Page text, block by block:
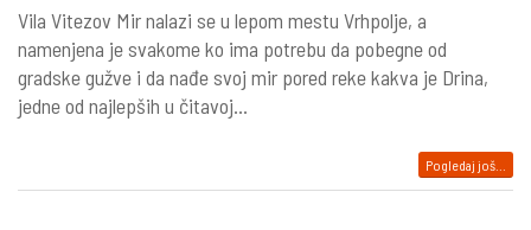
Vila Vitezov Mir nalazi se u lepom mestu Vrhpolje, a
namenjena je svakome ko ima potrebu da pobegne od
gradske gužve i da nađe svoj mir pored reke kakva je Drina,
jedne od najlepših u čitavoj...
Pogledaj još...